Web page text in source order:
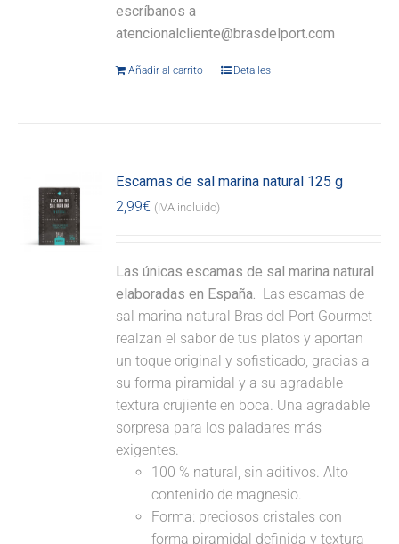
escríbanos a
atencionalcliente@brasdelport.com
Añadir al carrito Detalles
Escamas de sal marina natural 125 g
2,99€ (IVA incluido)
Las únicas escamas de sal marina natural
elaboradas en España. Las escamas de
sal marina natural Bras del Port Gourmet
realzan el sabor de tus platos y aportan
un toque original y sofisticado, gracias a
su forma piramidal y a su agradable
textura crujiente en boca. Una agradable
sorpresa para los paladares más
exigentes.
100 % natural, sin aditivos. Alto
contenido de magnesio.
Forma: preciosos cristales con
forma piramidal definida y textura